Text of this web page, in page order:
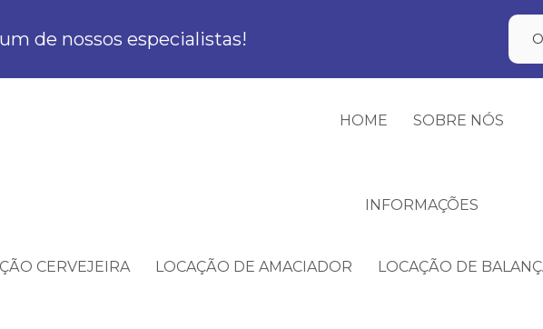
de nossos especialistas!
HOME SOBRE NÓS
INFORMAÇÕES
CERVEJEIRA LOCAÇÃO DE AMACIADOR LOCAÇÃO DE